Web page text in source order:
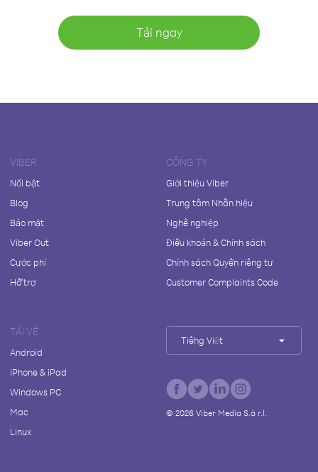
Tải ngay
VIBER
Nổi bật
Blog
Bảo mật
Viber Out
Cước phí
Hỗ trợ
CÔNG TY
Giới thiệu Viber
Trung tâm Nhãn hiệu
Nghề nghiệp
Điều khoản & Chính sách
Chính sách Quyền riêng tư
Customer Complaints Code
TẢI VỀ
Android
iPhone & iPad
Windows PC
Mac
Linux
Tiếng Việt
© 2026Viber Media S.à r.l.